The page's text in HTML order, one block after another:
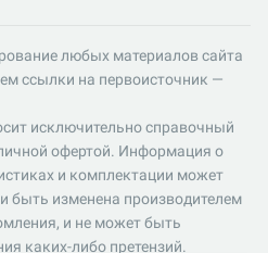
любых материалов сайта
ссылки на первоисточник —
исключительно справочный
офертой. Информация о
и комплектации может
быть изменена производителем
и не может быть
каких-либо претензий.